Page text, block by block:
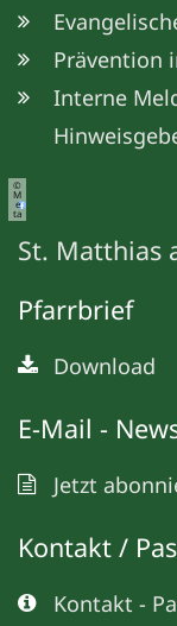
Prävention
Interne
©
M
e
ta
St. Matthias
Pfarrbrief
Download
E-Mail -
Jetzt
Kontakt /
Kontakt -